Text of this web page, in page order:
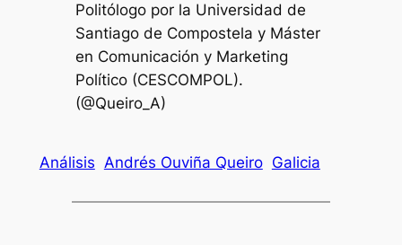
Politólogo por la Universidad de
Santiago de Compostela y Máster
en Comunicación y Marketing
Político (CESCOMPOL).
(@Queiro_A)
Análisis Andrés Ouviña Queiro Galicia